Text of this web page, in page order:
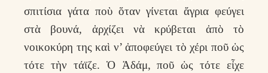
σπιτίσια γάτα ποὺ ὅταν γίνεται ἄγρια φεύγει
στὰ βουνά, ἀρχίζει νὰ κρύβεται ἀπὸ τὸ
νοικοκύρη της καὶ ν’ ἀποφεύγει τὸ χέρι ποῦ ὡς
τότε τὴν τάϊζε. Ὁ Ἀδάμ, ποῦ ὡς τότε εἶχε